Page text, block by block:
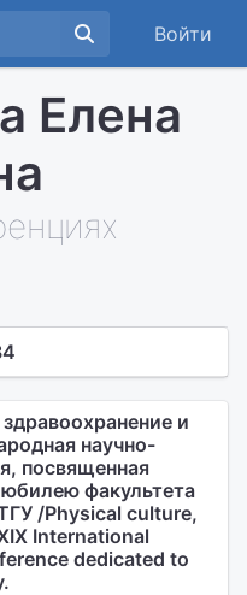
Войти
Елена
и
научно-
посвященная
факультета
/Physical culture,
International
dedicated to